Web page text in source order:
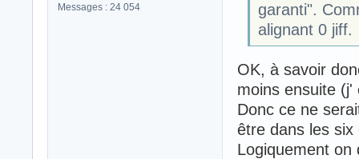
Messages : 24 054
garanti".
alignant 0 jiff.
OK, à savoir
moins ensuite
Donc ce ne
être dans les
Logiquement on